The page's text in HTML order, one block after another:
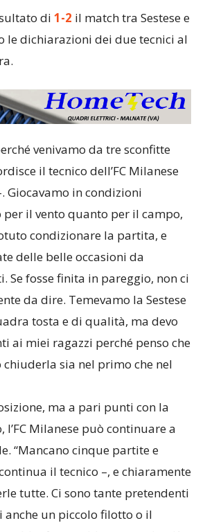
di 1-2 il match tra Sestese e
le dichiarazioni dei due tecnici al
il tecnico dell’FC Milanese
delle belle occasioni da
tutte. Ci sono tante pretendenti